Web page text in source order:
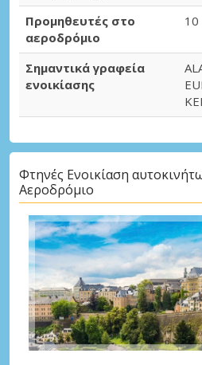
Προμηθευτές στο
αεροδρόμιο
10
Σημαντικά γραφεία
ενοικίασης
Φτηνές Ενοικίαση
Αεροδρόμιο